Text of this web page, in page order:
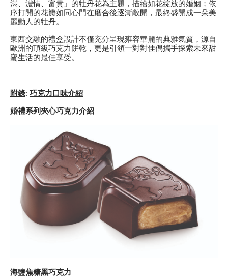
滿、濃情、富貴」的牡丹花為主題，描繪如花綻放的婚姻；依
序打開的花瓣如同心門在磨合後逐漸敞開，最終盛開成一朵美
麗動人的牡丹。
東西交融的禮盒設計不僅充分呈現雍容華麗的典雅氣質，源自
歐洲的頂級巧克力餅乾，更是引領一對對佳偶攜手探索未來甜
蜜生活的最佳享受。
附錄: 巧克力口味介紹
婚禮系列夾心巧克力介紹
海鹽焦糖黑巧克力